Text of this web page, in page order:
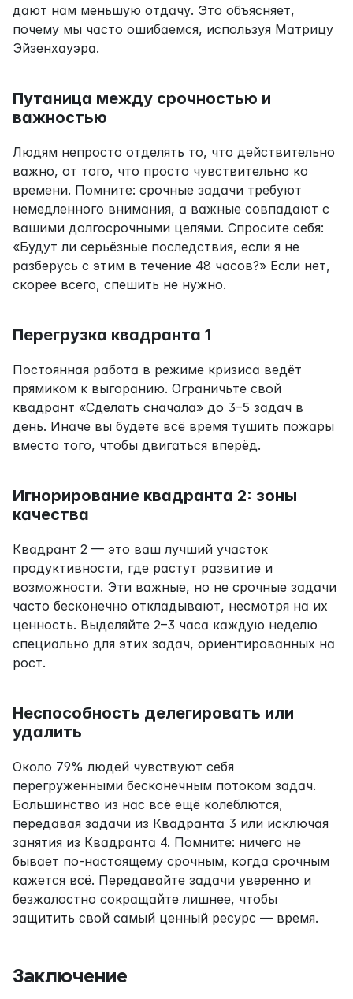
дают нам меньшую отдачу. Это объясняет,
почему мы часто ошибаемся, используя Матрицу
Эйзенхауэра.
Путаница между срочностью и
важностью
Людям непросто отделять то, что действительно
важно, от того, что просто чувствительно ко
времени. Помните: срочные задачи требуют
немедленного внимания, а важные совпадают с
вашими долгосрочными целями. Спросите себя:
«Будут ли серьёзные последствия, если я не
разберусь с этим в течение 48 часов?» Если нет,
скорее всего, спешить не нужно.
Перегрузка квадранта 1
Постоянная работа в режиме кризиса ведёт
прямиком к выгоранию. Ограничьте свой
квадрант «Сделать сначала» до 3–5 задач в
день. Иначе вы будете всё время тушить пожары
вместо того, чтобы двигаться вперёд.
Игнорирование квадранта 2: зоны
качества
Квадрант 2 — это ваш лучший участок
продуктивности, где растут развитие и
возможности. Эти важные, но не срочные задачи
часто бесконечно откладывают, несмотря на их
ценность. Выделяйте 2–3 часа каждую неделю
специально для этих задач, ориентированных на
рост.
Неспособность делегировать или
удалить
Около 79% людей чувствуют себя
перегруженными бесконечным потоком задач.
Большинство из нас всё ещё колеблются,
передавая задачи из Квадранта 3 или исключая
занятия из Квадранта 4. Помните: ничего не
бывает по-настоящему срочным, когда срочным
кажется всё. Передавайте задачи уверенно и
безжалостно сокращайте лишнее, чтобы
защитить свой самый ценный ресурс — время.
Заключение